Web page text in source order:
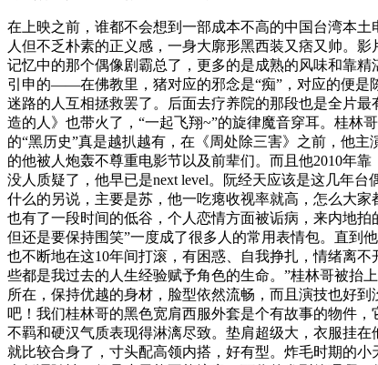
在上映之前，谁都不会想到一部成本不高的中国台湾本
人但不乏朴素的正义感，一身大廓形黑西装又痞又帅。
记忆中的那个偶像剧霸总了，更多的是成熟的风味和靠
引申的——在佛教里，猪对应的邪念是“痴”，对应的便是
迷路的人互相拯救罢了。后面去疗养院的那段也是全片
造的人》也带火了，“一起飞翔~”的旋律魔音穿耳。桂林
的“黑历史”真是越扒越有，在《周处除三害》之前，他
的他被人炮轰不尊重电影节以及前辈们。而且他2010年
没人质疑了，他早已是next level。阮经天应该是这几年
什么的另说，主要是苏，他一吃瘪收视率就高，怎么大
也有了一段时间的低谷，个人恋情方面被诟病，来内地
但还是要保持围笑”一度成了很多人的常用表情包。直到
也不断地在这10年间打滚，有困惑、自我挣扎，情绪离
些都是我过去的人生经验赋予角色的生命。”桂林哥被抬
所在，保持优越的身材，脸型依然流畅，而且演技也好
吧！我们桂林哥的黑色宽肩西服外套是个有故事的物件
不羁和硬汉气质表现得淋漓尽致。垫肩超级大，衣服挂
就比较合身了，寸头配高领内搭，好有型。炸毛时期的